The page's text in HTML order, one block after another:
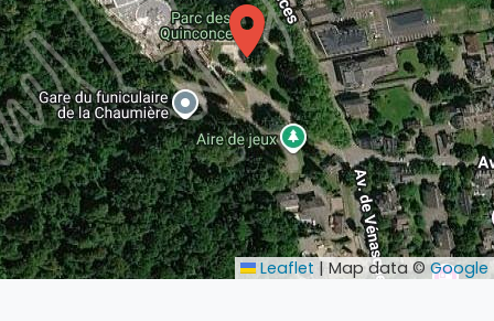
Leaflet |Map data © Google